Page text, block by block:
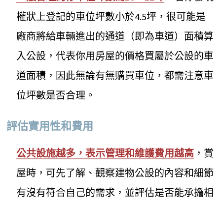
權狀上登記的車位坪數小於4.5坪，很可能是
廠商將給車輛進出的通道（即為車道）面積算
入公設，代表你用房屋的價格買屬於公設的車
道面積，因此無論有無購買車位，都需注意車
位坪數是否合理。
評估實用性和費用
公共設施越多，表示管理和維護費用越高 ，賞
屋時，可先了解、觀察建物公設的內容和細節
有沒有符合自己的需求，並評估是否能承擔相